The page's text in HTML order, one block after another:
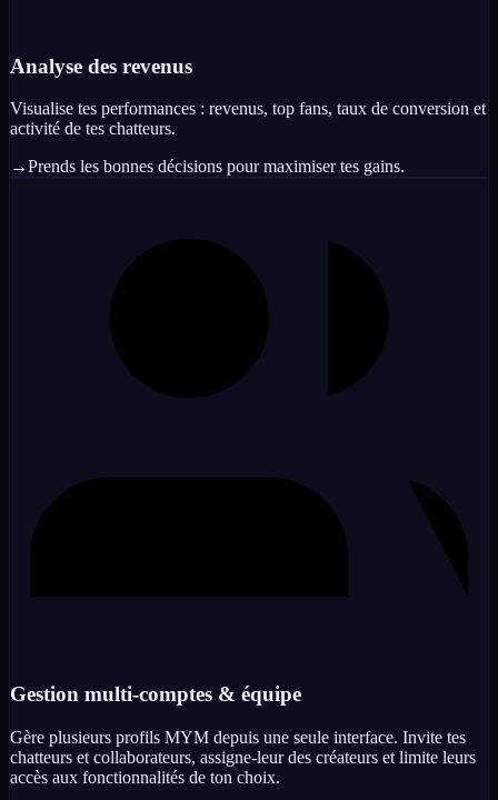
Analyse des revenus
Visualise tes performances : revenus, top fans, taux de conversion et
activité de tes chatteurs.
→Prends les bonnes décisions pour maximiser tes gains.
Gestion multi-comptes & équipe
Gère plusieurs profils MYM depuis une seule interface. Invite tes
chatteurs et collaborateurs, assigne-leur des créateurs et limite leurs
accès aux fonctionnalités de ton choix.